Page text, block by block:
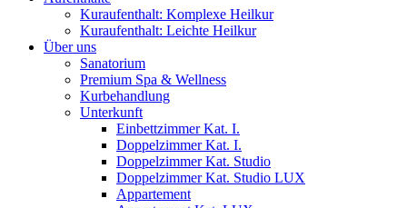
Kuraufenthalt: Komplexe Heilkur
Kuraufenthalt: Leichte Heilkur
Über uns
Sanatorium
Premium Spa & Wellness
Kurbehandlung
Unterkunft
Einbettzimmer Kat. I.
Doppelzimmer Kat. I.
Doppelzimmer Kat. Studio
Doppelzimmer Kat. Studio LUX
Appartement